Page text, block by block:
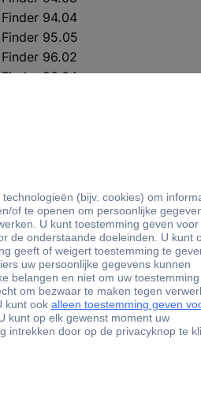
Finder 94.04
Finder 95.05
Finder 96.02
Finder 96.04
Finder serie 96
Ja
99.02.0.230.98
Varistor (voltage-sensitive
AC/DC